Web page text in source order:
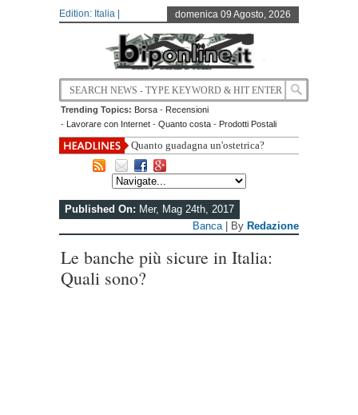
Edition: Italia | domenica 09 Agosto, 2026
Trending Topics: Borsa - Recensioni
- Lavorare con Internet - Quanto costa - Prodotti Postali
Quanto guadagna un'ostetrica?
Published On: Mer, Mag 24th, 2017
Banca | By Redazione
Le banche più sicure in Italia:
Quali sono?